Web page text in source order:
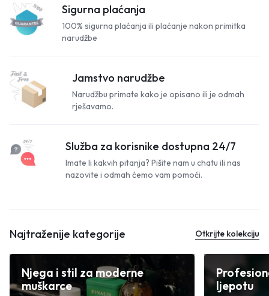
Sigurna plaćanja
100% sigurna plaćanja ili plaćanje nakon primitka
narudžbe
Jamstvo narudžbe
Narudžbu primate kako je opisano ili je odmah
rješavamo.
Služba za korisnike dostupna 24/7
Imate li kakvih pitanja? Pišite nam u chatu ili nas
nazovite i odmah ćemo vam pomoći.
Najtraženije kategorije Otkrijte kolekciju
Njega i stil za moderne
muškarce
ljepotu